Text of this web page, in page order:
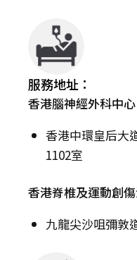
服務地址：
香港腦神經外科中心
香港中環皇后大
1102室
香港脊椎及運動創
九龍尖沙咀彌敦